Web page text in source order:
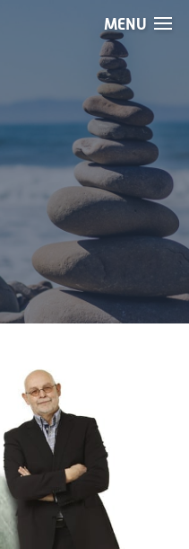
MENU